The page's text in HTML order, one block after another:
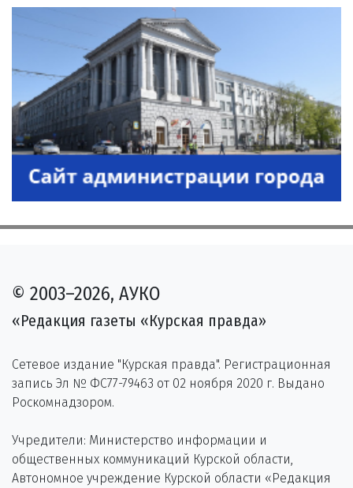
© 2003–2026, АУКО
«Редакция газеты «Курская правда»
Сетевое издание "Курская правда". Регистрационная
запись Эл № ФС77-79463 от 02 ноября 2020 г. Выдано
Роскомнадзором.
Учредители: Министерство информации и
общественных коммуникаций Курской области,
Автономное учреждение Курской области «Редакция